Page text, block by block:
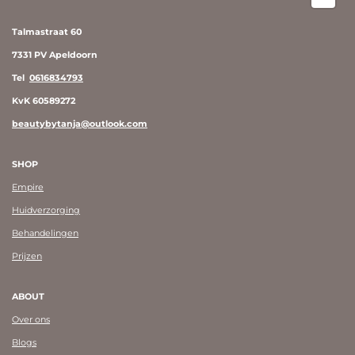
Talmastraat 60
7331 PV Apeldoorn
Tel 0616834793
KvK 60589272
beautybytanja@outlook.com
SHOP
Empire
Huidverzorging
Behandelingen
Prijzen
ABOUT
Over ons
Blogs